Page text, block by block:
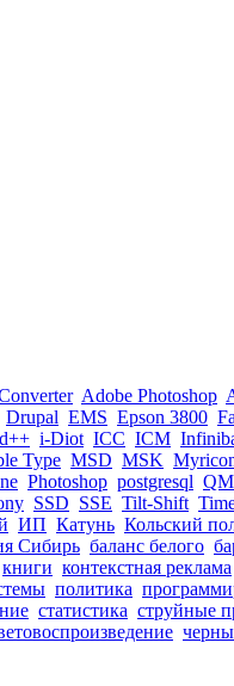
Adobe Photoshop
Drupal EMS Epson 3800
i-Diot ICC ICM
Type MSD MSK
Photoshop postgresql
SSD SSE Tilt-Shift
ИП Катунь Кольский
Сибирь баланс белого
книги контекстная реклама
политика
статистика струйные